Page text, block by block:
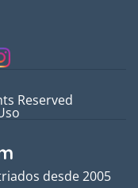
desde 2005
Reserved